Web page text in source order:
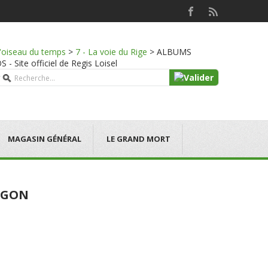
du temps > 7 - La voie du Rige > ALBUMS
- Site officiel de Regis Loisel
MAGASIN GÉNÉRAL LE GRAND MORT